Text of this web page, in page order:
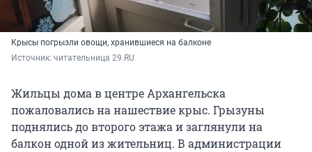
Крысы погрызли овощи, хранившиеся на балконе
Источник: читательница 29.RU
Жильцы дома в центре Архангельска
пожаловались на нашествие крыс. Грызуны
поднялись до второго этажа и заглянули на
балкон одной из жительниц. В администрации